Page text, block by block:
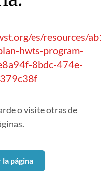
es/resources/
hwts-program-
8bdc-474e-
o visite otras de
página